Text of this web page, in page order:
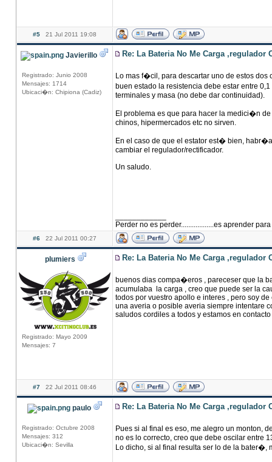
#5 21 Jul 2011 19:08
Javierillo
Registrado: Junio 2008
Mensajes: 1714
Ubicaci�n: Chipiona (Cadiz)
Re: La Bateria No Me Carga ,regulador
Lo mas f�cil, para descartar uno de estos
buen estado la resistencia debe estar entre
terminales y masa (no debe dar continuidad).
El problema es que para hacer la medici�n
chinos, hipermercados etc no sirven.
En el caso de que el estator est� bien,
cambiar el regulador/rectificador.
Un saludo.
Perder no es perder..................es aprender
#6 22 Jul 2011 00:27
plumiers
Registrado: Mayo 2009
Mensajes: 7
Re: La Bateria No Me Carga ,regulador
buenos dias compa�eros , pareceser que la
acumulaba la carga , creo que puede ser la
todos por vuestro apollo e interes , pero soy
una averia o posible averia siempre intentare
saludos cordiles a todos y estamos en contacto
#7 22 Jul 2011 08:46
paulo
Registrado: Octubre 2008
Mensajes: 312
Ubicaci�n: Sevilla
Re: La Bateria No Me Carga ,regulador
Pues si al final es eso, me alegro un monton,
no es lo correcto, creo que debe oscilar entre
Lo dicho, si al final resulta ser lo de la bater�,